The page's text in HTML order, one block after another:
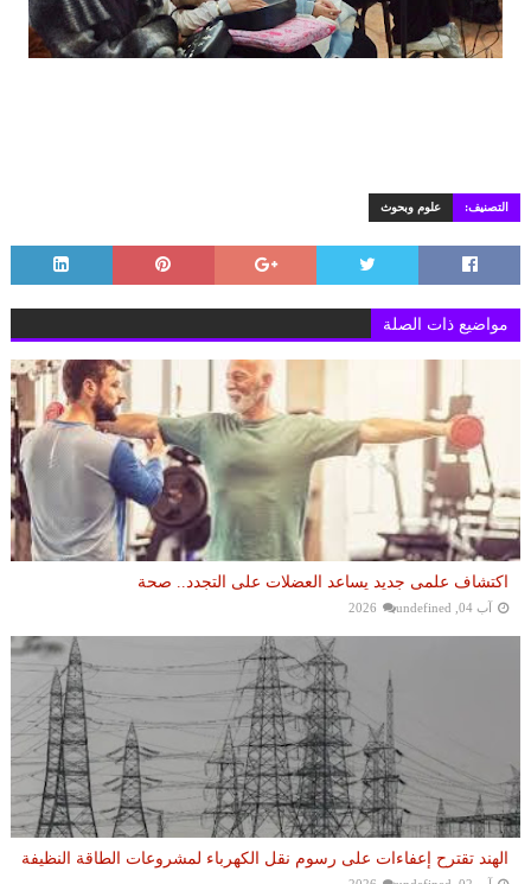
التصنيف: علوم وبحوث
مواضيع ذات الصلة
اكتشاف علمى جديد يساعد العضلات على التجدد.. صحة
آب 04, 2026 undefined
الهند تقترح إعفاءات على رسوم نقل الكهرباء لمشروعات الطاقة النظيفة